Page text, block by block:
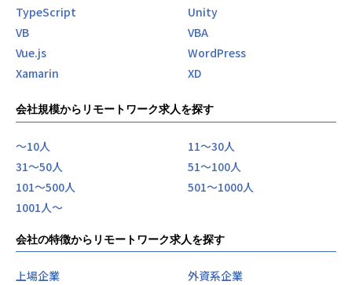
TypeScript
Unity
VB
VBA
Vue.js
WordPress
Xamarin
XD
会社規模からリモートワーク求人を探す
〜10人
11〜30人
31〜50人
51〜100人
101〜500人
501〜1000人
1001人〜
会社の特徴からリモートワーク求人を探す
上場企業
外資系企業